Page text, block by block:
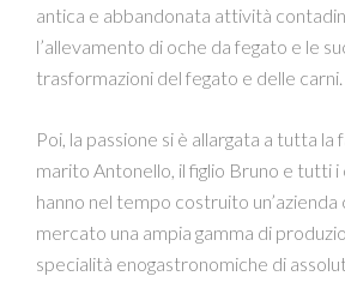
antica e abbandonata attività
l’allevamento di oche da fegato e le
trasformazioni del fegato e delle carni.
Poi, la passione si è allargata a tutta la
marito Antonello, il figlio Bruno e tutti
hanno nel tempo costruito
mercato una ampia gamma di
specialità enogastronomiche di